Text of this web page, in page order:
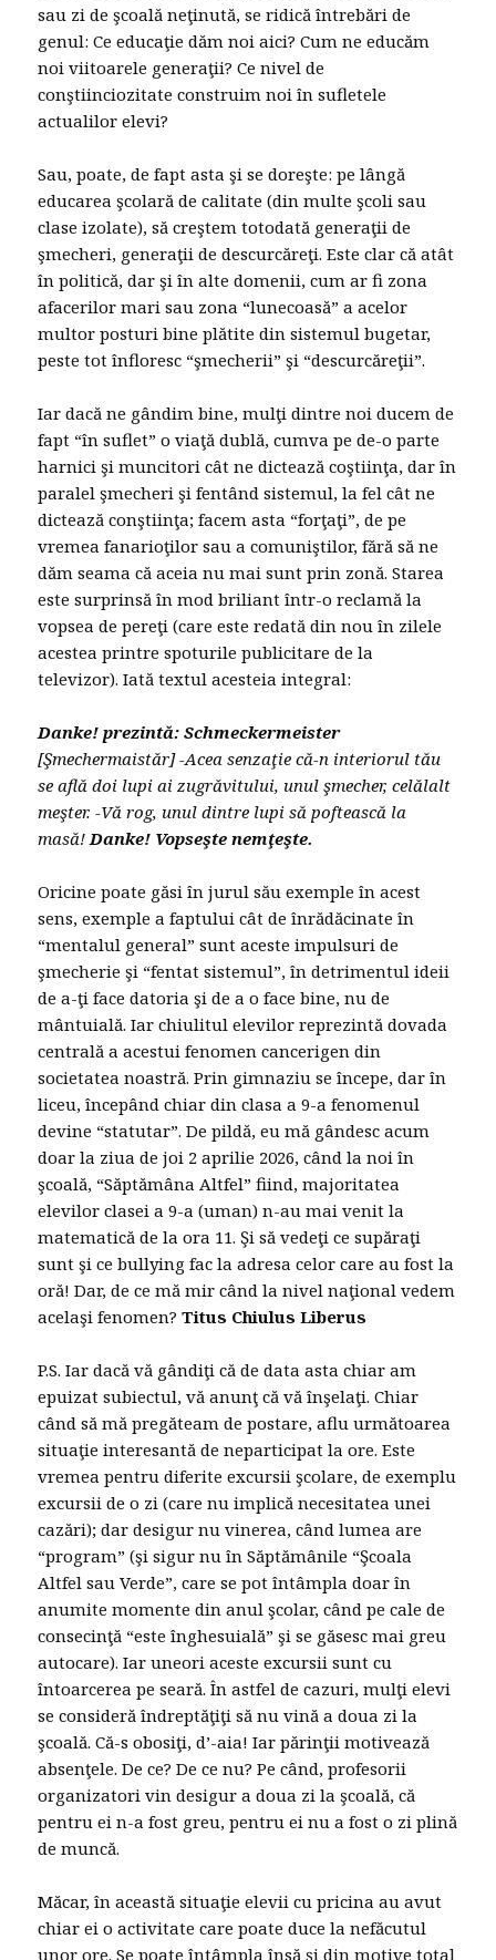
sau zi de şcoală neţinută, se ridică întrebări de
genul: Ce educaţie dăm noi aici? Cum ne educăm
noi viitoarele generaţii? Ce nivel de
conştiinciozitate construim noi în sufletele
actualilor elevi?
Sau, poate, de fapt asta şi se doreşte: pe lângă
educarea şcolară de calitate (din multe şcoli sau
clase izolate), să creştem totodată generaţii de
şmecheri, generaţii de descurcăreţi. Este clar că atât
în politică, dar şi în alte domenii, cum ar fi zona
afacerilor mari sau zona “lunecoasă” a acelor
multor posturi bine plătite din sistemul bugetar,
peste tot înfloresc “şmecherii” şi “descurcăreţii”.
Iar dacă ne gândim bine, mulţi dintre noi ducem de
fapt “în suflet” o viaţă dublă, cumva pe de-o parte
harnici şi muncitori cât ne dictează coştiinţa, dar în
paralel şmecheri şi fentând sistemul, la fel cât ne
dictează conştiinţa; facem asta “forţaţi”, de pe
vremea fanarioţilor sau a comuniştilor, fără să ne
dăm seama că aceia nu mai sunt prin zonă. Starea
este surprinsă în mod briliant într-o reclamă la
vopsea de pereţi (care este redată din nou în zilele
acestea printre spoturile publicitare de la
televizor). Iată textul acesteia integral:
Danke! prezintă:Schmeckermeister
[Şmechermaistăr] -Acea senzaţie că-n interiorul tău
se află doi lupi ai zugrăvitului, unul şmecher, celălalt
meşter. -Vă rog, unul dintre lupi să poftească la
masă! Danke! Vopseşte nemţeşte.
Oricine poate găsi în jurul său exemple în acest
sens, exemple a faptului cât de înrădăcinate în
“mentalul general” sunt aceste impulsuri de
şmecherie şi “fentat sistemul”, în detrimentul ideii
de a-ţi face datoria şi de a o face bine, nu de
mântuială. Iar chiulitul elevilor reprezintă dovada
centrală a acestui fenomen cancerigen din
societatea noastră. Prin gimnaziu se începe, dar în
liceu, începând chiar din clasa a 9-a fenomenul
devine “statutar”. De pildă, eu mă gândesc acum
doar la ziua de joi 2 aprilie 2026, când la noi în
şcoală, “Săptămâna Altfel” fiind, majoritatea
elevilor clasei a 9-a (uman) n-au mai venit la
matematică de la ora 11. Şi să vedeţi ce supăraţi
sunt şi ce bullying fac la adresa celor care au fost la
oră! Dar, de ce mă mir când la nivel naţional vedem
acelaşi fenomen?Titus Chiulus Liberus
P.S. Iar dacă vă gândiţi că de data asta chiar am
epuizat subiectul, vă anunţ că vă înşelaţi. Chiar
când să mă pregăteam de postare, aflu următoarea
situaţie interesantă de neparticipat la ore. Este
vremea pentru diferite excursii şcolare, de exemplu
excursii de o zi (care nu implică necesitatea unei
cazări); dar desigur nu vinerea, când lumea are
“program” (şi sigur nu în Săptămânile “Şcoala
Altfel sau Verde”, care se pot întâmpla doar în
anumite momente din anul şcolar, când pe cale de
consecinţă “este înghesuială” şi se găsesc mai greu
autocare). Iar uneori aceste excursii sunt cu
întoarcerea pe seară. În astfel de cazuri, mulţi elevi
se consideră îndreptăţiţi să nu vină a doua zi la
şcoală. Că-s obosiţi, d’-aia! Iar părinţii motivează
absenţele. De ce? De ce nu? Pe când, profesorii
organizatori vin desigur a doua zi la şcoală, că
pentru ei n-a fost greu, pentru ei nu a fost o zi plină
de muncă.
Măcar, în această situaţie elevii cu pricina au avut
chiar ei o activitate care poate duce la nefăcutul
unor ore. Se poate întâmpla însă şi din motive total